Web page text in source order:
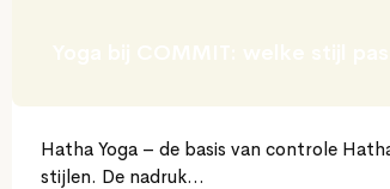
Hatha Yoga – de basis van controle
stijlen. De nadruk...